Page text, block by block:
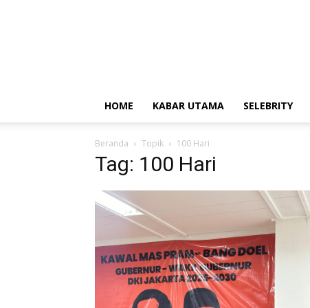
HOME KABAR UTAMA SELEBRITY
Beranda Topik 100 Hari
Tag: 100 Hari